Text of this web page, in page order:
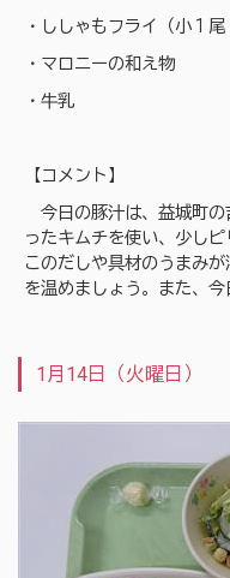
・ししゃもフライ（小１尾
・マロニーの和え物
・牛乳
【コメント】
今日の豚汁は、益城町の
ったキムチを使い、少し
このだしや具材のうまみ
を温めましょう。また、今
1月14日（火曜日）